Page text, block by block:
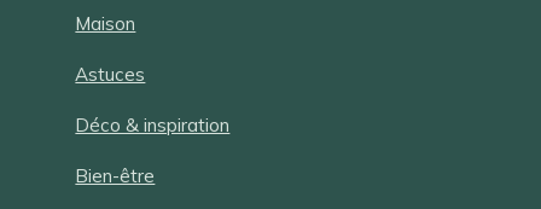
Maison
Astuces
Déco & inspiration
Bien-être